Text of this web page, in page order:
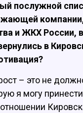
послужной
и ЖКХ России,
в
– это не
я могу